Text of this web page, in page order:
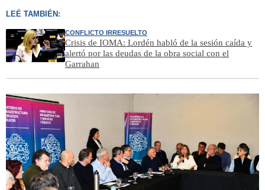
LEÉ TAMBIÉN:
CONFLICTO IRRESUELTO
Crisis de IOMA: Lordén habló de la sesión caída y
alertó por las deudas de la obra social con el
Garrahan